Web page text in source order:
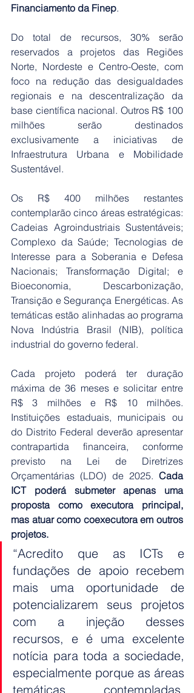
Financiamento da Finep.
Do total de recursos, 30% serão
reservados a projetos das Regiões
Norte, Nordeste e Centro-Oeste, com
foco na redução das desigualdades
regionais e na descentralização da
base científica nacional. Outros R$ 100
milhões serão destinados
exclusivamente a iniciativas de
Infraestrutura Urbana e Mobilidade
Sustentável.
Os R$ 400 milhões restantes
contemplarão cinco áreas estratégicas:
Cadeias Agroindustriais Sustentáveis;
Complexo da Saúde; Tecnologias de
Interesse para a Soberania e Defesa
Nacionais; Transformação Digital; e
Bioeconomia, Descarbonização,
Transição e Segurança Energéticas. As
temáticas estão alinhadas ao programa
Nova Indústria Brasil (NIB), política
industrial do governo federal.
Cada projeto poderá ter duração
máxima de 36 meses e solicitar entre
R$ 3 milhões e R$ 10 milhões.
Instituições estaduais, municipais ou
do Distrito Federal deverão apresentar
contrapartida financeira, conforme
previsto na Lei de Diretrizes
Orçamentárias (LDO) de 2025. Cada
ICT poderá submeter apenas uma
proposta como executora principal,
mas atuar como coexecutora em outros
projetos.
“Acredito que as ICTs e
fundações de apoio recebem
mais uma oportunidade de
potencializarem seus projetos
com a injeção desses
recursos, e é uma excelente
notícia para toda a sociedade,
especialmente porque as áreas
temáticas contempladas,